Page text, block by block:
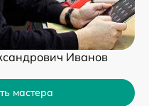
Иванов
мастера